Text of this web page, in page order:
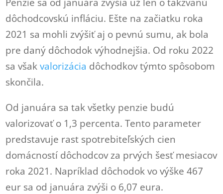
dôchodcovskú infláciu. Ešte na začiatku roka
2021 sa mohli zvýšiť aj o pevnú sumu, ak bola
pre daný dôchodok výhodnejšia. Od roku 2022
sa všakvalorizácia dôchodkov týmto spôsobom
skončila.
Od januára sa tak všetky penzie budú
valorizovať o 1,3 percenta. Tento parameter
predstavuje rast spotrebiteľských cien
domácností dôchodcov za prvých šesť mesiacov
roka 2021. Napríklad dôchodok vo výške 467
eur sa od januára zvýši o 6,07 eura.